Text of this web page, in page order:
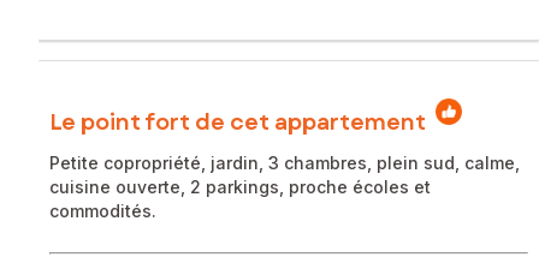
Le point fort de cet appartement
Petite copropriété, jardin, 3 chambres, plein sud, calme,
cuisine ouverte, 2 parkings, proche écoles et
commodités.